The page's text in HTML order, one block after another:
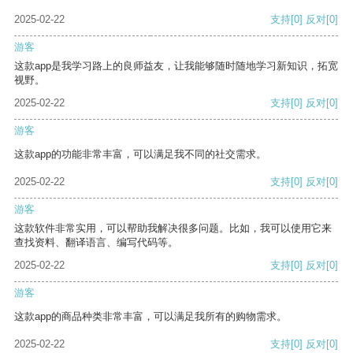
2025-02-22 支持[0] 反对[0]
游客
这款app是我学习路上的良师益友，让我能够随时随地学习新知识，拓宽
视野。
2025-02-22
支持[0] 反对[0]
游客
这款app的功能非常丰富，可以满足我不同的社交需求。
2025-02-22 支持[0] 反对[0]
游客
这款软件非常实用，可以帮助我解决很多问题。比如，我可以使用它来
查找资料、翻译语言、编写代码等。
2025-02-22
支持[0] 反对[0]
游客
这款app的商品种类非常丰富，可以满足我所有的购物需求。
2025-02-22 支持[0] 反对[0]